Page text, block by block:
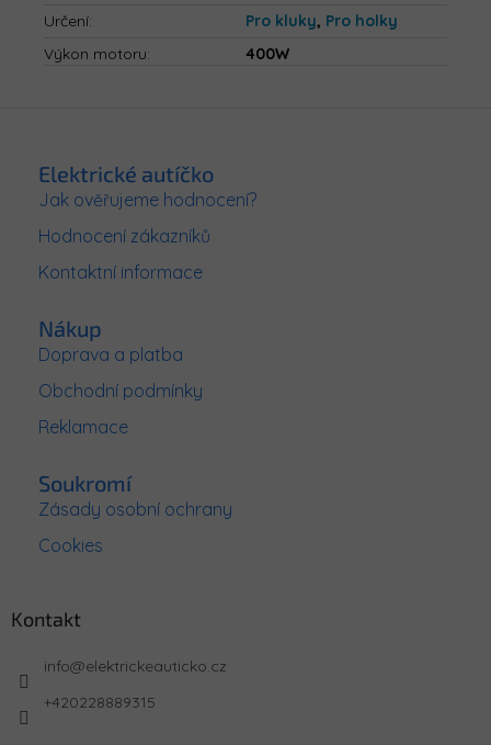
Určení: Pro kluky, Pro holky
Výkon motoru: 400W
Elektrické autíčko
Jak ověřujeme hodnocení?
Hodnocení zákazníků
Kontaktní informace
Nákup
Doprava a platba
Obchodní podmínky
Reklamace
Soukromí
Zásady osobní ochrany
Cookies
Kontakt
info@elektrickeauticko.cz
+420228889315